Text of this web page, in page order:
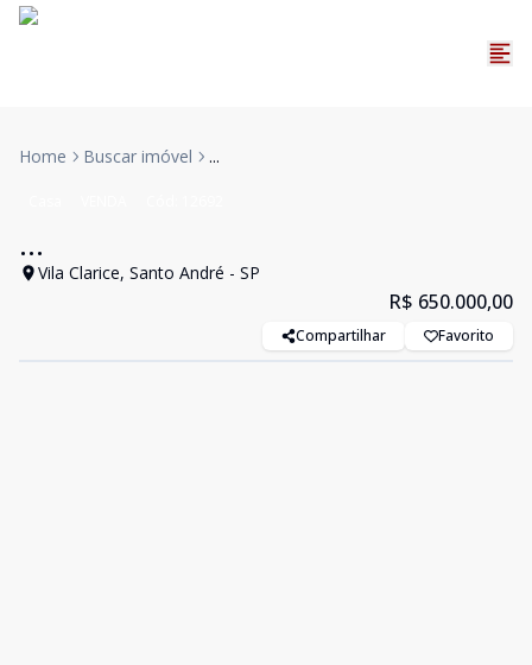
Home Buscar imóvel ...
...
Vila Clarice, Santo André - SP
R$ 650.000,00
Compartilhar Favorito